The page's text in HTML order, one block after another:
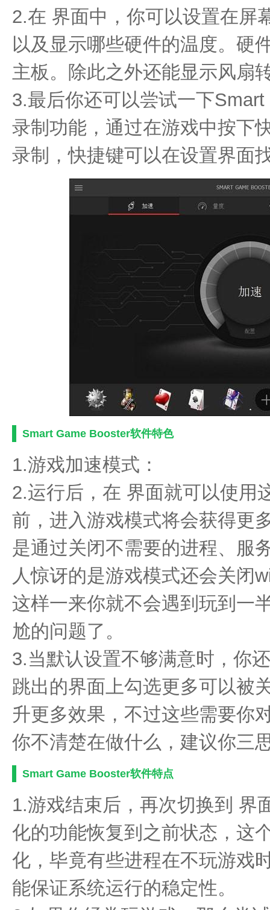
2.在 界面中，你可以设置在屏
以及显示哪些硬件的温度。硬
主板。除此之外还能显示风扇
3.最后你还可以尝试一下
录制功能，通过在游戏中按下
录制，快捷键可以在设置界面
Smart Game Booster软件特色
1.游戏加速模式：
2.运行后，在 界面就可以使用
前，进入游戏模式将会获得更
是通过关闭不需要的进程、服
人惊讶的是游戏模式还会关闭
这样一来你就不会遇到玩到一
尬的问题了。
3.当默认设置不够满意时，你
跳出的界面上勾选更多可以被
升更多效果，不过这些需要你
你不清楚在做什么，建议你三
Smart Game Booster软件特点
1.游戏结束后，再次切换到 界
化的功能恢复到之前状态，这
化，毕竟有些进程在不玩游戏
能保证系统运行的稳定性。